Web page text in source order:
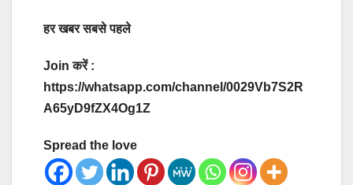
हर खबर सबसे पहले
Join करें :
https://whatsapp.com/channel/0029Vb7S2R
A65yD9fZX4Og1Z
Spread the love